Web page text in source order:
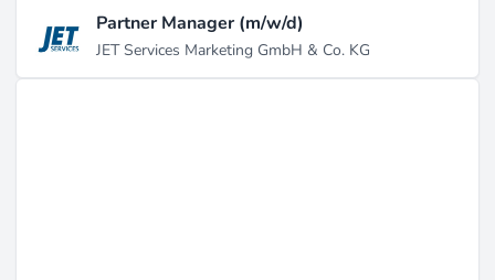
Partner Manager (m/w/d)
JET Services Marketing GmbH & Co. KG